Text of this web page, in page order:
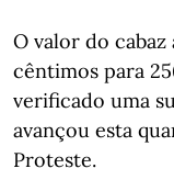
O valor do cabaz
cêntimos para
verificado uma
avançou esta
Proteste.